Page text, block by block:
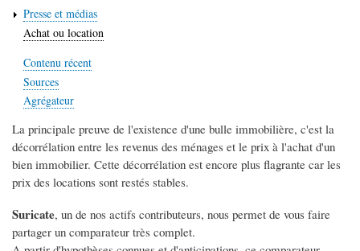
Presse et médias
Achat ou location
Contenu récent
Sources
Agrégateur
La principale preuve de l'existence d'une bulle immobilière, c'est la
décorrélation entre les revenus des ménages et le prix à l'achat d'un
bien immobilier. Cette décorrélation est encore plus flagrante car les
prix des locations sont restés stables.
Suricate, un de nos actifs contributeurs, nous permet de vous faire
partager un comparateur très complet.